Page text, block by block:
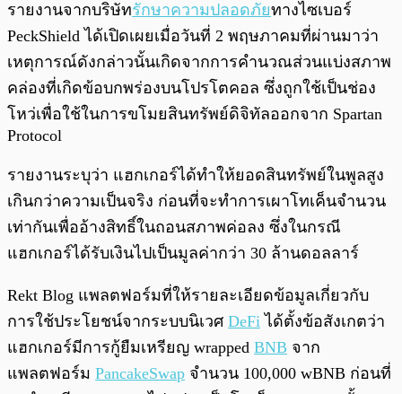
รายงานจากบริษัทรักษาความปลอดภัยทางไซเบอร์
PeckShield ได้เปิดเผยเมื่อวันที่ 2 พฤษภาคมที่ผ่านมาว่า
เหตุการณ์ดังกล่าวนั้นเกิดจากการคำนวณส่วนแบ่งสภาพ
คล่องที่เกิดข้อบกพร่องบนโปรโตคอล ซึ่งถูกใช้เป็นช่อง
โหว่เพื่อใช้ในการขโมยสินทรัพย์ดิจิทัลออกจาก Spartan
Protocol
รายงานระบุว่า แฮกเกอร์ได้ทำให้ยอดสินทรัพย์ในพูลสูง
เกินกว่าความเป็นจริง ก่อนที่จะทำการเผาโทเค็นจำนวน
เท่ากันเพื่ออ้างสิทธิ์ในถอนสภาพค่อลง ซึ่งในกรณี
แฮกเกอร์ได้รับเงินไปเป็นมูลค่ากว่า 30 ล้านดอลลาร์
Rekt Blog แพลตฟอร์มที่ให้รายละเอียดข้อมูลเกี่ยวกับ
การใช้ประโยชน์จากระบบนิเวศ DeFi ได้ตั้งข้อสังเกตว่า
แฮกเกอร์มีการกู้ยืมเหรียญ wrapped BNB จาก
แพลตฟอร์ม PancakeSwap จำนวน 100,000 wBNB ก่อนที่